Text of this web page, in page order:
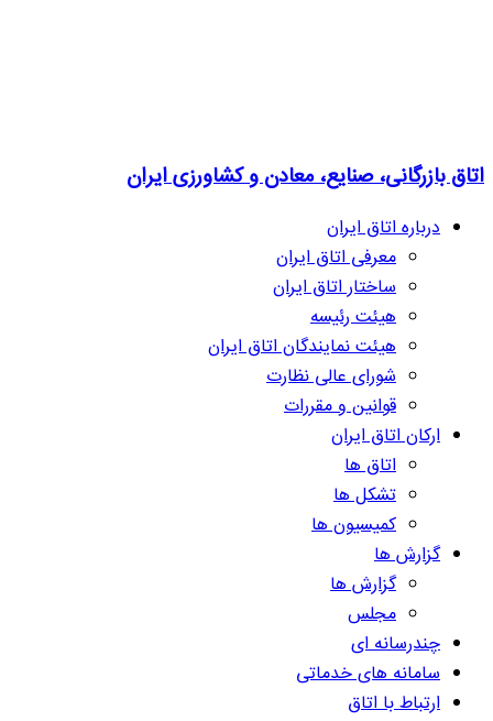
اتاق بازرگانی، صنایع، معادن و کشاورزی ایران
درباره اتاق ایران
معرفی اتاق ایران
ساختار اتاق ایران
هیئت رئیسه
هیئت نمایندگان اتاق ایران
شورای عالی نظارت
قوانین و مقررات
ارکان اتاق ایران
اتاق ها
تشکل ها
کمیسیون ها
گزارش ها
گزارش ها
مجلس
چندرسانه ای
سامانه های خدماتی
ارتباط با اتاق